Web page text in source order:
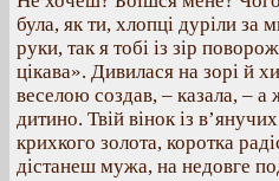
була, як ти, хлопці дуріли
руки, так я тобі із зір
цікава». Дивилася на зорі й
веселою создав, – казала, – а
дитино. Твій вінок із
крихкого золота, коротка
дістанеш мужа, на недовге